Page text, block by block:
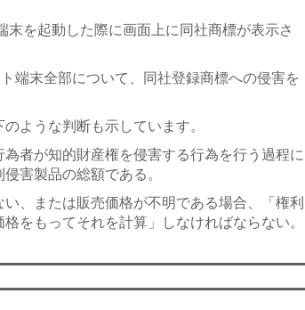
末を起動した際に画面上に同社商標が表示さ
端末全部について、同社登録商標への侵害を
ような判断も示しています。
者が知的財産権を侵害する行為を行う過程に
害製品の総額である。
、または販売価格が不明である場合、「権利
をもってそれを計算」しなければならない。